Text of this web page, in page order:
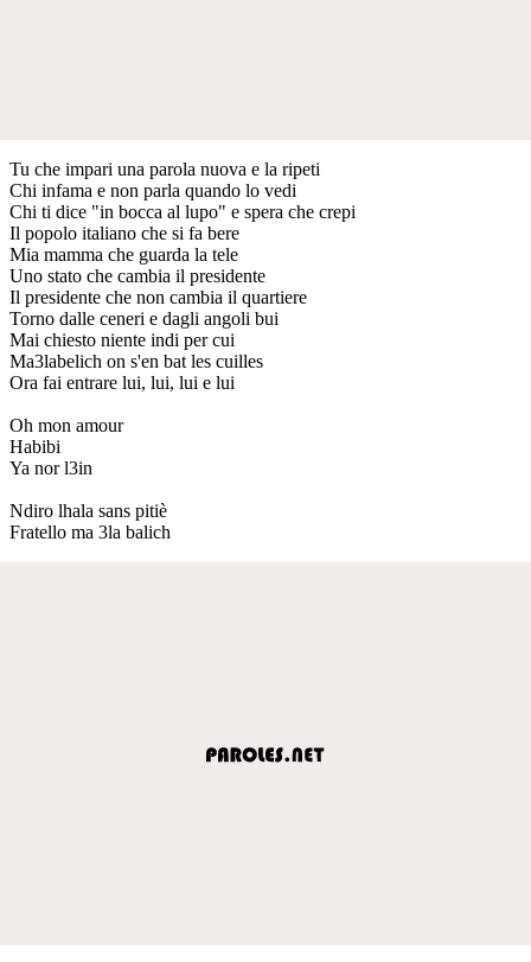
Tu che impari una parola nuova e la ripeti
Chi infama e non parla quando lo vedi
Chi ti dice "in bocca al lupo" e spera che crepi
Il popolo italiano che si fa bere
Mia mamma che guarda la tele
Uno stato che cambia il presidente
Il presidente che non cambia il quartiere
Torno dalle ceneri e dagli angoli bui
Mai chiesto niente indi per cui
Ma3labelich on s'en bat les cuilles
Ora fai entrare lui, lui, lui e lui
Oh mon amour
Habibi
Ya nor l3in
Ndiro lhala sans pitiè
Fratello ma 3la balich